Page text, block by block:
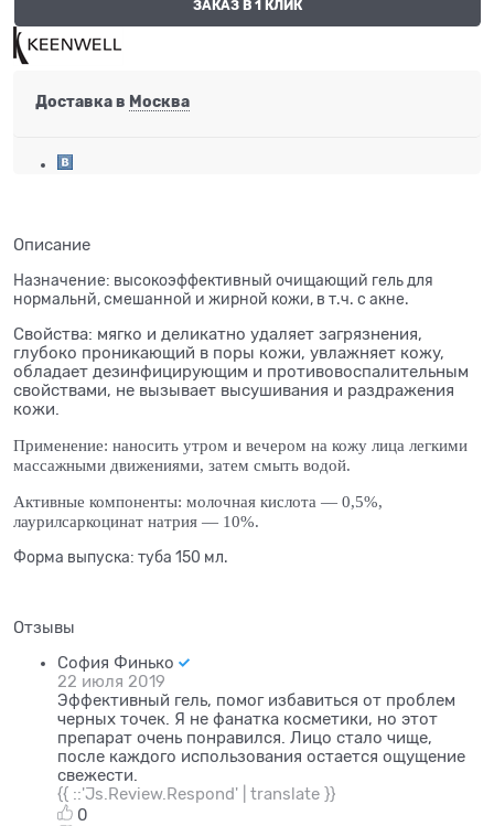
ЗАКАЗ В 1 КЛИК
Доставка в Москва
Описание
Назначение: высокоэффективный очищающий гель для
нормальнй, смешанной и жирной кожи, в т.ч. с акне.
Свойства: мягко и деликатно удаляет загрязнения,
глубоко проникающий в поры кожи, увлажняет кожу,
обладает дезинфицирующим и противовоспалительным
свойствами, не вызывает высушивания и раздражения
кожи.
Применение: наносить утром и вечером на кожу лица легкими
массажными движениями, затем смыть водой.
Активные компоненты: молочная кислота — 0,5%,
лаурилсаркоцинат натрия — 10%.
Форма выпуска: туба 150 мл.
Отзывы
София Финько
22 июля 2019
Эффективный гель, помог избавиться от проблем
черных точек. Я не фанатка косметики, но этот
препарат очень понравился. Лицо стало чище,
после каждого использования остается ощущение
свежести.
{{ ::'Js.Review.Respond' | translate }}
0